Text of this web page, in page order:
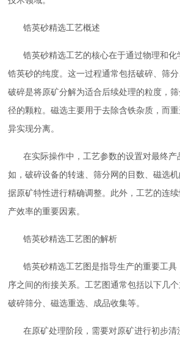
锆英砂精选工艺概述
锆英砂精选工艺的核心在于通过物理和
锆英砂的纯度。这一过程通常包括破碎、筛分
破碎是将原矿分解为适合后续处理的粒度，
径的颗粒。磁选主要用于去除含铁杂质，而
异实现分离。
在实际操作中，工艺参数的设置对最终产
如，破碎设备的转速、筛分网的目数、磁选
据原矿特性进行精确调整。此外，工艺的连
产效率的重要因素。
锆英砂精选工艺图的解析
锆英砂精选工艺图是指导生产的重要工
序之间的衔接关系。工艺图通常包括以下几个
破碎筛分、磁选重选、成品收集等。
在原矿处理阶段，需要对原矿进行初步